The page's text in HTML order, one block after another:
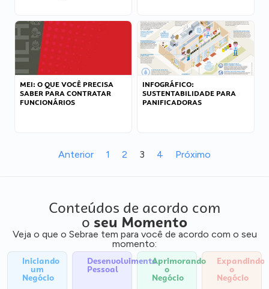
MEI: O QUE VOCÊ PRECISA
SABER PARA CONTRATAR
FUNCIONÁRIOS
INFOGRÁFICO:
SUSTENTABILIDADE PARA
PANIFICADORAS
Anterior 1 2 3 4 Próximo
Conteúdos de acordo com
o seu Momento
Veja o que o Sebrae tem para você de acordo com o seu
momento:
Iniciando
um
Negócio
Desenvolvimento
Pessoal
Aprimorando
o
Negócio
Expandindo
o
Negócio